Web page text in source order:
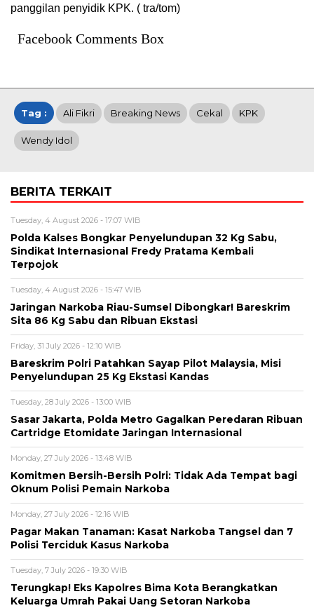
panggilan penyidik KPK. ( tra/tom)
Facebook Comments Box
Tag : Ali Fikri Breaking News Cekal KPK
Wendy Idol
BERITA TERKAIT
Tuesday, 4 August 2026 - 17:07 WIB
Polda Kalses Bongkar Penyelundupan 32 Kg Sabu,
Sindikat Internasional Fredy Pratama Kembali
Terpojok
Tuesday, 4 August 2026 - 15:47 WIB
Jaringan Narkoba Riau-Sumsel Dibongkar! Bareskrim
Sita 86 Kg Sabu dan Ribuan Ekstasi
Friday, 31 July 2026 - 12:10 WIB
Bareskrim Polri Patahkan Sayap Pilot Malaysia, Misi
Penyelundupan 25 Kg Ekstasi Kandas
Tuesday, 28 July 2026 - 13:00 WIB
Sasar Jakarta, Polda Metro Gagalkan Peredaran Ribuan
Cartridge Etomidate Jaringan Internasional
Monday, 27 July 2026 - 13:48 WIB
Komitmen Bersih-Bersih Polri: Tidak Ada Tempat bagi
Oknum Polisi Pemain Narkoba
Monday, 27 July 2026 - 12:16 WIB
Pagar Makan Tanaman: Kasat Narkoba Tangsel dan 7
Polisi Terciduk Kasus Narkoba
Tuesday, 7 July 2026 - 19:30 WIB
Terungkap! Eks Kapolres Bima Kota Berangkatkan
Keluarga Umrah Pakai Uang Setoran Narkoba